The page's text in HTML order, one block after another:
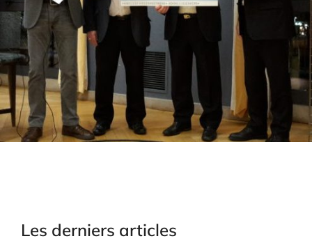
Les derniers articles